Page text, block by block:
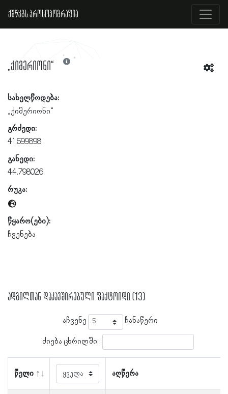
ქშწკგს პროსოპოგრაფია
„ქიმერიონი“
სახელწოდება:
„ქიმერიონი“
გრძედი:
41.699898
განედი:
44.798026
რუკა:
წყარო(ები):
ჩვენება
ადგილთან დაკავშირებული ფაქტოიდი (13)
აჩვენე ჩანაწერი
ძიება ცხრილში:
წელი აღწერა